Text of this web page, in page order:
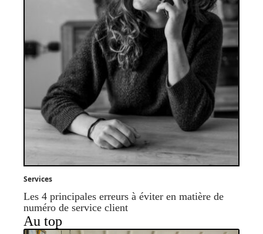
Services
Les 4 principales erreurs à éviter en matière de
numéro de service client
Au top